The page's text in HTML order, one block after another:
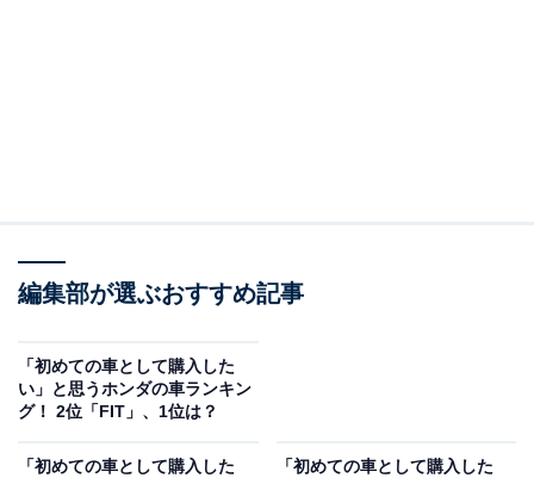
編集部が選ぶおすすめ記事
「初めての車として購入した
い」と思うホンダの車ランキン
グ！ 2位「FIT」、1位は？
「初めての車として購入した
「初めての車として購入した